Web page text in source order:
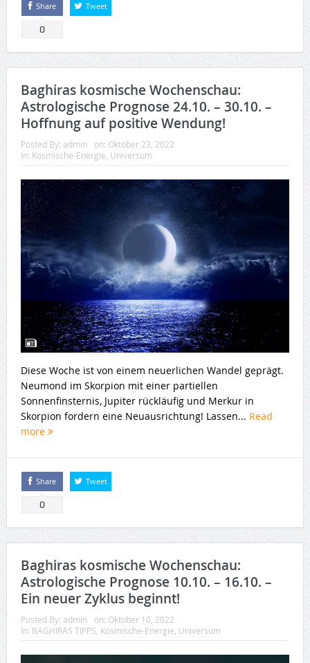
Share
0
Tweet
Baghiras kosmische Wochenschau:
Astrologische Prognose 24.10. – 30.10. –
Hoffnung auf positive Wendung!
Posted By: admin on: Oktober 23, 2022
In: Kosmische-Energie, Universum
Diese Woche ist von einem neuerlichen Wandel geprägt.
Neumond im Skorpion mit einer partiellen
Sonnenfinsternis, Jupiter rückläufig und Merkur in
Skorpion fordern eine Neuausrichtung! Lassen... Read
more
Share
0
Tweet
Baghiras kosmische Wochenschau:
Astrologische Prognose 10.10. – 16.10. –
Ein neuer Zyklus beginnt!
Posted By: admin on: Oktober 10, 2022
In: BAGHIRAS TIPPS Kosmische-Energie Universum